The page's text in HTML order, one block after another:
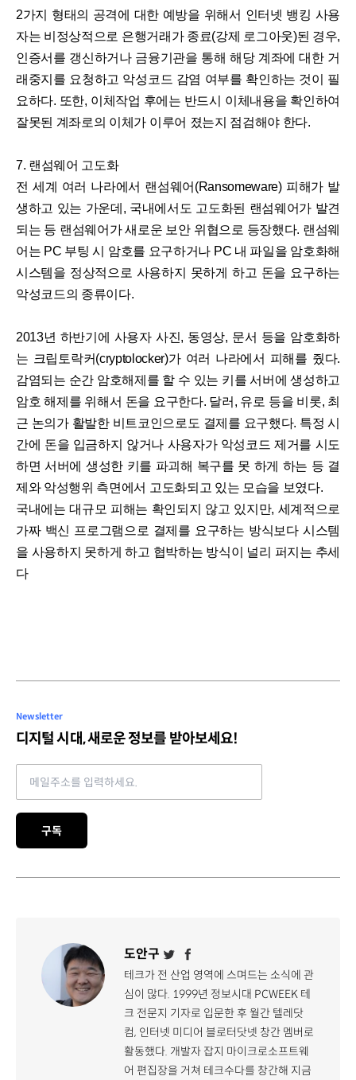
2가지 형태의 공격에 대한 예방을 위해서 인터넷 뱅킹 사용
자는 비정상적으로 은행거래가 종료(강제 로그아웃)된 경우,
인증서를 갱신하거나 금융기관을 통해 해당 계좌에 대한 거
래중지를 요청하고 악성코드 감염 여부를 확인하는 것이 필
요하다. 또한, 이체작업 후에는 반드시 이체내용을 확인하여
잘못된 계좌로의 이체가 이루어 졌는지 점검해야 한다.
7. 랜섬웨어 고도화
전 세계 여러 나라에서 랜섬웨어(Ransomeware) 피해가 발
생하고 있는 가운데, 국내에서도 고도화된 랜섬웨어가 발견
되는 등 랜섬웨어가 새로운 보안 위협으로 등장했다. 랜섬웨
어는 PC 부팅 시 암호를 요구하거나 PC 내 파일을 암호화해
시스템을 정상적으로 사용하지 못하게 하고 돈을 요구하는
악성코드의 종류이다.
2013년 하반기에 사용자 사진, 동영상, 문서 등을 암호화하
는 크립토락커(cryptolocker)가 여러 나라에서 피해를 줬다.
감염되는 순간 암호해제를 할 수 있는 키를 서버에 생성하고
암호 해제를 위해서 돈을 요구한다. 달러, 유로 등을 비롯, 최
근 논의가 활발한 비트코인으로도 결제를 요구했다. 특정 시
간에 돈을 입금하지 않거나 사용자가 악성코드 제거를 시도
하면 서버에 생성한 키를 파괴해 복구를 못 하게 하는 등 결
제와 악성행위 측면에서 고도화되고 있는 모습을 보였다.
국내에는 대규모 피해는 확인되지 않고 있지만, 세계적으로
가짜 백신 프로그램으로 결제를 요구하는 방식보다 시스템
을 사용하지 못하게 하고 협박하는 방식이 널리 퍼지는 추세
다
Newsletter
디지털 시대, 새로운 정보를 받아보세요!
구독
도안구
테크가 전 산업 영역에 스며드는 소식에 관
심이 많다. 1999년 정보시대 PCWEEK 테
크 전문지 기자로 입문한 후 월간 텔레닷
컴, 인터넷 미디어 블로터닷넷 창간 멤버로
활동했다. 개발자 잡지 마이크로소프트웨
어 편집장을 거쳐 테크수다를 창간해 지금